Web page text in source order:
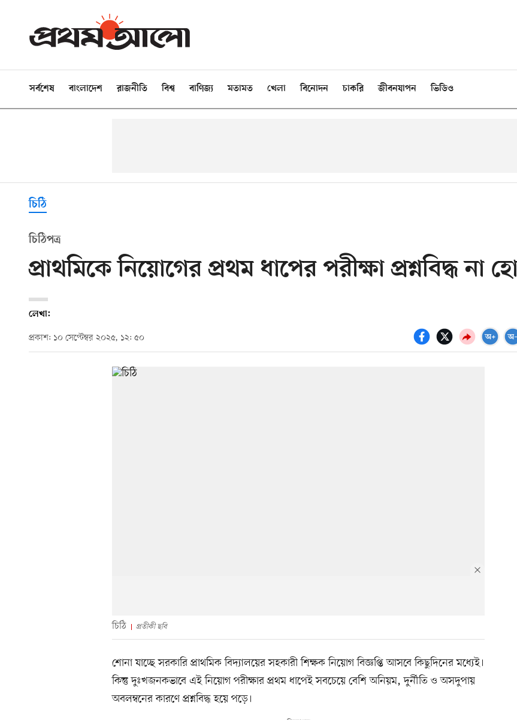
সর্বশেষ বাংলাদেশ রাজনীতি বিশ্ব বাণিজ্য মতামত খেলা বিনোদন চাকরি জীবনযাপন ভিডিও
চিঠি
চিঠিপত্র
প্রাথমিকে নিয়োগের প্রথম ধাপের পরীক্ষা প্রশ্নবিদ্ধ না
লেখা:
প্রকাশ: ১০ সেপ্টেম্বর ২০২৫, ১২: ৫০
চিঠি প্রতীকী ছবি
শোনা যাচ্ছে সরকারি প্রাথমিক বিদ্যালয়ের সহকারী শিক্ষক নিয়োগ বিজ্ঞপ্তি আসবে কিছুদিনের মধ্যেই।
কিন্তু দুঃখজনকভাবে এই নিয়োগ পরীক্ষার প্রথম ধাপেই সবচেয়ে বেশি অনিয়ম, দুর্নীতি ও অসদুপায়
অবলম্বনের কারণে প্রশ্নবিদ্ধ হয়ে পড়ে।